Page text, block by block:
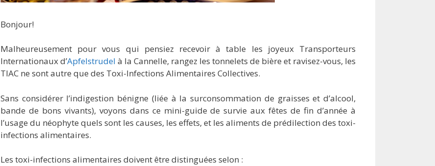
Bonjour!
Malheureusement pour vous qui pensiez recevoir à table les joyeux Transporteurs
Internationaux d’Apfelstrudel à la Cannelle, rangez les tonnelets de bière et ravisez-vous, les
TIAC ne sont autre que des Toxi-Infections Alimentaires Collectives.
Sans considérer l’indigestion bénigne (liée à la surconsommation de graisses et d’alcool,
bande de bons vivants), voyons dans ce mini-guide de survie aux fêtes de fin d’année à
l’usage du néophyte quels sont les causes, les effets, et les aliments de prédilection des toxi-
infections alimentaires.
Les toxi-infections alimentaires doivent être distinguées selon :